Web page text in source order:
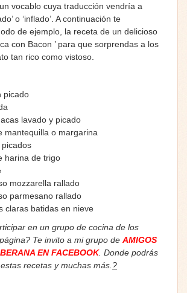
, un vocablo cuya traducción vendría a
o ‘inflado’. A continuación te
de ejemplo, la receta de un delicioso
con Bacon ’ para que sorprendas a los
tan rico como vistoso.
picado
lavado y picado
mantequilla o margarina
harina de trigo
mozzarella rallado
parmesano rallado
claras batidas en nieve
en un grupo de cocina de los
Te invito a mi grupo de AMIGOS
EN FACEBOOK. Donde podrás
recetas y muchas más. ?